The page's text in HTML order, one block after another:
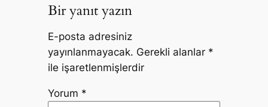
Bir yanıt yazın
E-posta adresiniz
yayınlanmayacak. Gerekli alanlar *
ile işaretlenmişlerdir
Yorum *